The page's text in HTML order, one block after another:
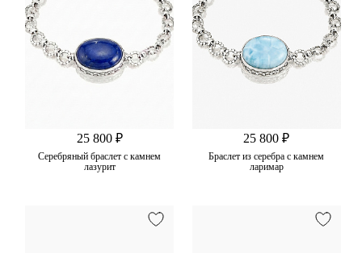
25 800 ₽
Серебряный браслет с камнем
лазурит
25 800 ₽
Браслет из серебра с камнем
ларимар